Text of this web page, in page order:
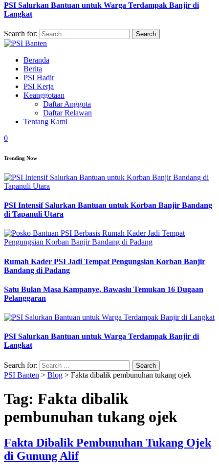
PSI Salurkan Bantuan untuk Warga Terdampak Banjir di
Langkat
Search for:
Beranda
Berita
PSI Hadir
PSI Kerja
Keanggotaan
Daftar Anggota
Daftar Relawan
Tentang Kami
0
Trending Now
PSI Intensif Salurkan Bantuan untuk Korban Banjir Bandang
di Tapanuli Utara
Rumah Kader PSI Jadi Tempat Pengungsian Korban Banjir
Bandang di Padang
Satu Bulan Masa Kampanye, Bawaslu Temukan 16 Dugaan
Pelanggaran
PSI Salurkan Bantuan untuk Warga Terdampak Banjir di
Langkat
Search for:
PSI Banten > Blog > Fakta dibalik pembunuhan tukang ojek
Tag: Fakta dibalik
pembunuhan tukang ojek
Fakta Dibalik Pembunuhan Tukang Ojek
di Gunung Alif